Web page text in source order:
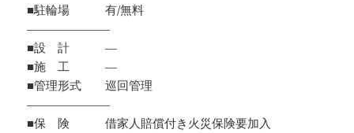
■駐輪場 有/無料
―――――――
■設 計 ―
■施 工 ―
■管理形式 巡回管理
―――――――
■保 険 借家人賠償付き火災保険要加入